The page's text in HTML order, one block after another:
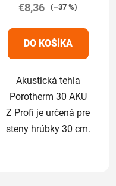
5,0
5
hviezdičiek.
€8,36 (–37 %)
DO KOŠÍKA
Akustická tehla
Porotherm 30 AKU
Z Profi je určená pre
steny hrúbky 30 cm.